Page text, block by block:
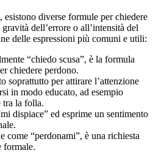
esistono diverse formule per chiedere
dell’errore o all’intensità del
delle espressioni più comuni e utili:
“chiedo scusa”, è la formula
chiedere perdono.
soprattutto per attirare l’attenzione
in modo educato, ad esempio
tra la folla.
dispiace” ed esprime un sentimento
come “perdonami”, è una richiesta
formale.